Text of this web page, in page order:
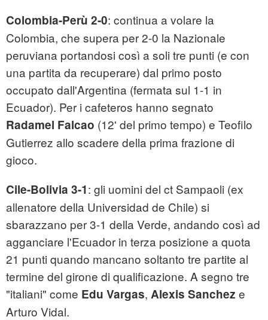
Colombia-Perù 2-0: continua a volare la
Colombia, che supera per 2-0 la Nazionale
peruviana portandosi così a soli tre punti (e con
una partita da recuperare) dal primo posto
occupato dall'Argentina (fermata sul 1-1 in
Ecuador). Per i cafeteros hanno segnato
Radamel Falcao (12' del primo tempo) e Teofilo
Gutierrez allo scadere della prima frazione di
gioco.
Cile-Bolivia 3-1: gli uomini del ct Sampaoli (ex
allenatore della Universidad de Chile) si
sbarazzano per 3-1 della Verde, andando così ad
agganciare l'Ecuador in terza posizione a quota
21 punti quando mancano soltanto tre partite al
termine del girone di qualificazione. A segno tre
"italiani" come Edu Vargas, Alexis Sanchez e
Arturo Vidal.